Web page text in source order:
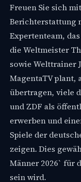
Freuen Sie sich
Berichterstattung
Expertenteam,
die Weltmeister
sowie Welttrainer
MagentaTV plant,
übertragen, viele
und ZDF als
erwerben und
Spiele der
zeigen. Dies
Männer 2026` für
sein wird.